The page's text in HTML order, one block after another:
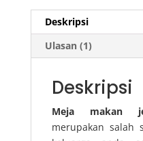
Deskripsi
Ulasan (1)
Deskripsi
Meja makan
merupakan salah